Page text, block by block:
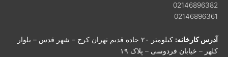
02146896382
02146896361
آدرس کارخانه:
کیلومتر ۲۰ جاده قدیم تهران کرج – شهر قدس – بلوار
کلهر – خیابان فردوسی – پلاک ۱۹